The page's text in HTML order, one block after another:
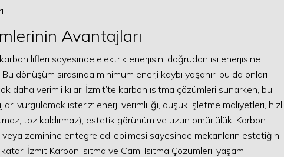
Avantajları
lifleri sayesinde elektrik enerjisini doğrudan ısı enerjisine
dönüşüm sırasında minimum enerji kaybı yaşanır, bu da onları
daha verimli kılar. İzmit’te karbon ısıtma çözümleri sunarken, bu
vurgulamak isteriz: enerji verimliliği, düşük işletme maliyetleri, hızlı
toz kaldırmaz), estetik görünüm ve uzun ömürlülük. Karbon
veya zeminine entegre edilebilmesi sayesinde mekanların estetiğini
İzmit Karbon Isıtma ve Cami Isıtma Çözümleri, yaşam